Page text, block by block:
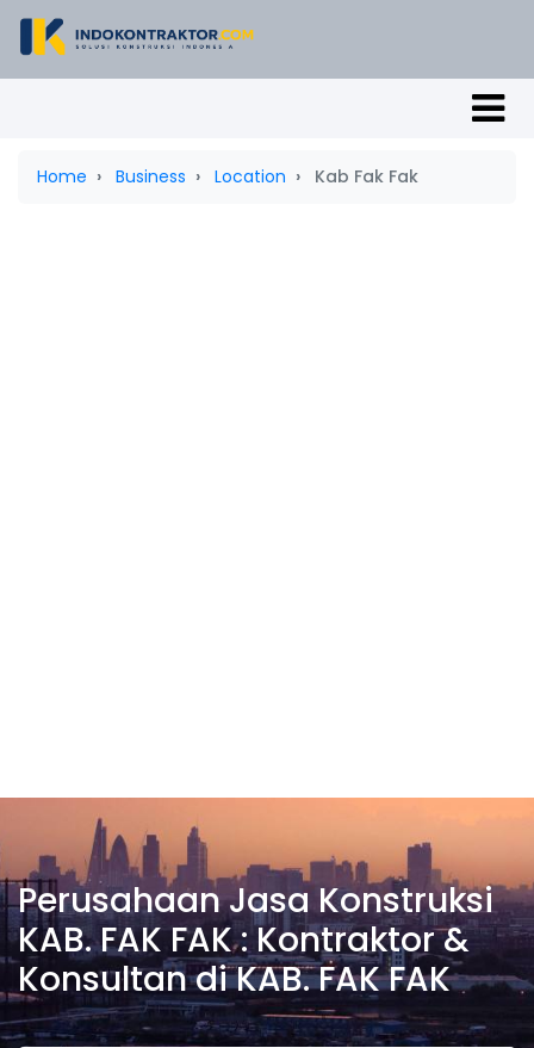
Home Business Location Kab Fak Fak
Perusahaan Jasa Konstruksi
KAB. FAK FAK : Kontraktor &
Konsultan di KAB. FAK FAK